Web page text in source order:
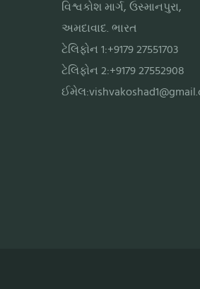
વિશ્વકોશ માર્ગ, ઉસ્માનપુરા,
અમદાવાદ. ભારત
ટેલિફોન 1:+9179 27551703
ટેલિફોન 2:+9179 27552908
ઈમેલ: